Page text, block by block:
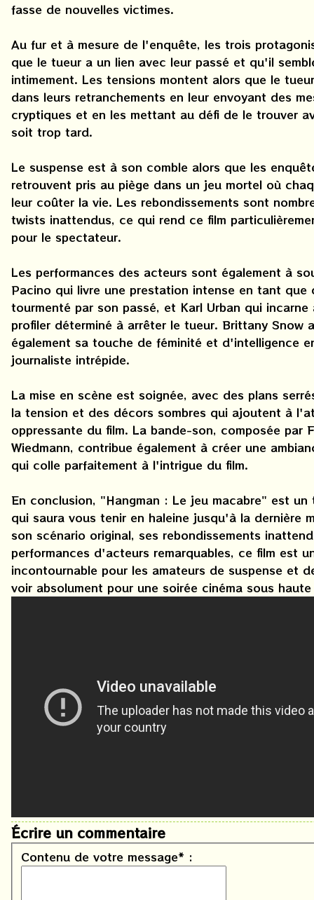
fasse de nouvelles victimes.
Au fur et à mesure de l'enquête, les trois
que le tueur a un lien avec leur passé et qu'il
intimement. Les tensions montent alors que le
dans leurs retranchements en leur envoyant des
cryptiques et en les mettant au défi de le trouver
soit trop tard.
Le suspense est à son comble alors que les
retrouvent pris au piège dans un jeu mortel où
leur coûter la vie. Les rebondissements sont
twists inattendus, ce qui rend ce film
pour le spectateur.
Les performances des acteurs sont également à
Pacino qui livre une prestation intense en tant que
tourmenté par son passé, et Karl Urban qui incarne
profiler déterminé à arrêter le tueur. Brittany Snow
également sa touche de féminité et d'intelligence
journaliste intrépide.
La mise en scène est soignée, avec des plans
la tension et des décors sombres qui ajoutent à
oppressante du film. La bande-son, composée par
Wiedmann, contribue également à créer une
qui colle parfaitement à l'intrigue du film.
En conclusion, "Hangman : Le jeu macabre" est
qui saura vous tenir en haleine jusqu'à la dernière
son scénario original, ses rebondissements
performances d'acteurs remarquables, ce film est
incontournable pour les amateurs de suspense et
voir absolument pour une soirée cinéma sous
Écrire un commentaire
Contenu de votre message* :